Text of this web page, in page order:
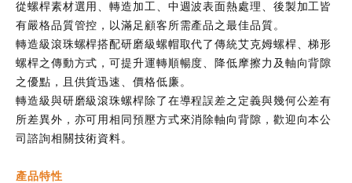
從螺桿素材選用、轉造加工、中週波表面熱處理、後製加工皆
有嚴格品質管控，以滿足顧客所需產品之最佳品質。
轉造級滾珠螺桿搭配研磨級螺帽取代了傳統艾克姆螺桿、梯形
螺桿之傳動方式，可提升運轉順暢度、降低摩擦力及軸向背隙
之優點，且供貨迅速、價格低廉。
轉造級與研磨級滾珠螺桿除了在導程誤差之定義與幾何公差有
所差異外，亦可用相同預壓方式來消除軸向背隙，歡迎向本公
司諮詢相關技術資料。
產品特性